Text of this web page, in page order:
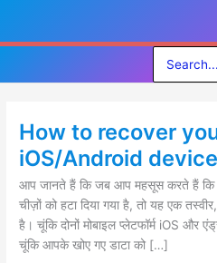
content
Search
for:
How to recover
iOS/Android device
आप जानते हैं कि जब आप महसूस करते हैं कि
चीज़ों को हटा दिया गया है, तो यह एक
है। चूंकि दोनों मोबाइल प्लेटफॉर्म iOS और
चूंकि आपके खोए गए डाटा को […]
How
to
recover
your
lost
data
from